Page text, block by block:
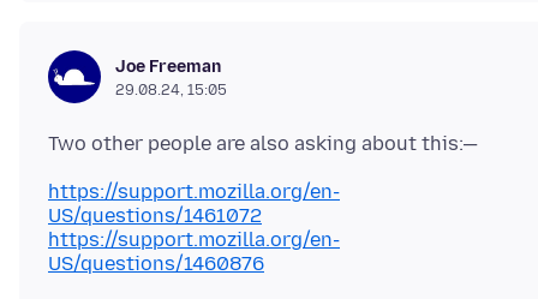
Joe Freeman
29.08.24, 15:05
https://support.mozilla.org/en-
US/questions/1461072
https://support.mozilla.org/en-
US/questions/1460876